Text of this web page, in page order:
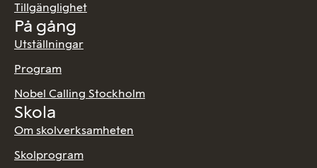
Tillgänglighet
På gång
Utställningar
Program
Nobel Calling Stockholm
Skola
Om skolverksamheten
Skolprogram